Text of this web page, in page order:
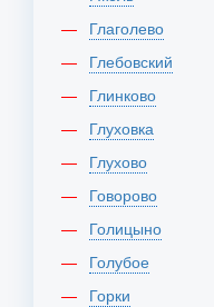
Глаголево
Глебовский
Глинково
Глуховка
Глухово
Говорово
Голицыно
Голубое
Горки